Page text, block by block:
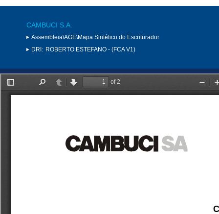
CAMBUCI S.A.
Assembleia\AGE\Mapa Sintético do Escriturador
DRI: ROBERTO ESTEFANO - (FCA V1)